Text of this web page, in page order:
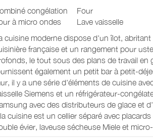
congélation
Four
à micro ondes
Lave vaisselle
cuisine moderne dispose d'un îlot, abritant
française et un rangement pour
le tout sous des plans de travail en
également un petit bar à petit-
il y a une série d'éléments de cuisine
Siemens et un réfrigérateur-
avec des distributeurs de glace et
cuisine est un cellier séparé avec
évier, laveuse sécheuse Miele et